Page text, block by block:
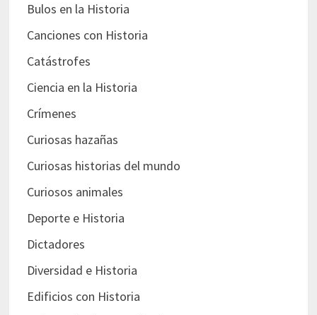
Bulos en la Historia
Canciones con Historia
Catástrofes
Ciencia en la Historia
Crímenes
Curiosas hazañas
Curiosas historias del mundo
Curiosos animales
Deporte e Historia
Dictadores
Diversidad e Historia
Edificios con Historia